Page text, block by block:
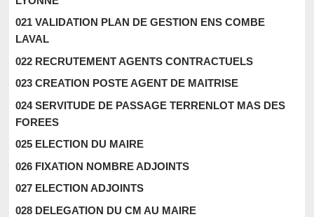
021 VALIDATION PLAN DE GESTION ENS COMBE
LAVAL
022 RECRUTEMENT AGENTS CONTRACTUELS
023 CREATION POSTE AGENT DE MAITRISE
024 SERVITUDE DE PASSAGE TERRENLOT MAS DES
FOREES
025 ELECTION DU MAIRE
026 FIXATION NOMBRE ADJOINTS
027 ELECTION ADJOINTS
028 DELEGATION DU CM AU MAIRE